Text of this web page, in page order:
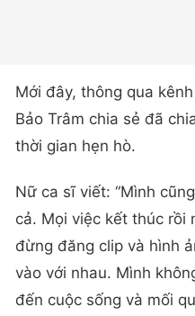
Mới đây, thông qua
Bảo Trâm chia sẻ đã
thời gian hẹn hò.
Nữ ca sĩ viết: “Mình
cả. Mọi việc kết thúc rồi
đừng đăng clip và hình
vào với nhau. Mình
đến cuộc sống và mối